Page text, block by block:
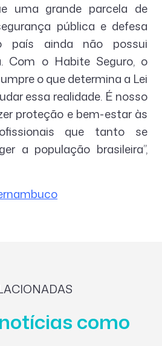
uma grande parcela de
pública e defesa
país ainda não possui
Com o Habite Seguro, o
o que determina a Lei
essa realidade. É nosso
proteção e bem-estar às
que tanto se
a população brasileira”,
notícias como